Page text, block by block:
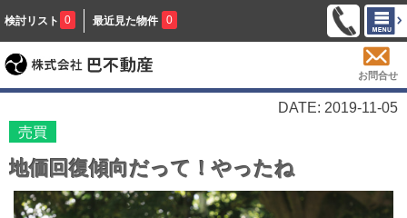
検討リスト 0 最近見た物件 0
お問合せ
DATE: 2019-11-05
売買
地価回復傾向だって！やったね